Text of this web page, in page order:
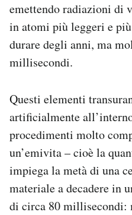
emettendo radiazioni di
in atomi più leggeri e
durare degli anni, ma
millisecondi.
Questi elementi
artificialmente
procedimenti molto
un’emivita – cioè la
impiega la metà di una
materiale a decadere in
di circa 80 millisecondi: